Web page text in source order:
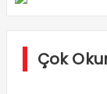
Çok